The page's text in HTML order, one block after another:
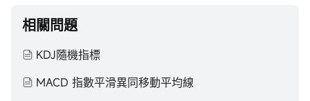
相關問題
KDJ隨機指標
MACD 指數平滑異同移動平均線